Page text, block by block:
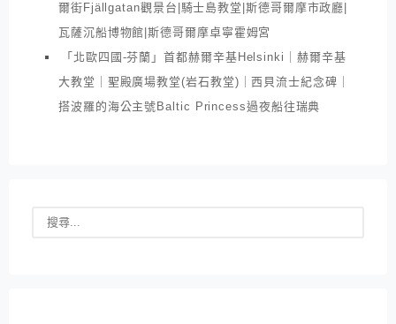
爾街Fjällgatan觀景台|騎士島教堂|斯德哥爾摩市政廳|
瓦薩沉船博物館|斯德哥爾摩卓寧霍姆宮
「北歐四國-芬蘭」首都赫爾辛基Helsinki｜赫爾辛基
大教堂｜聖殿廣場教堂(岩石教堂)｜西貝流士紀念碑｜
搭波羅的海公主號Baltic Princess過夜船往瑞典